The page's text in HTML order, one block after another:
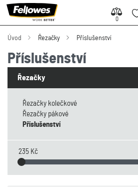
0
0
Úvod Řezačky Příslušenství
Příslušenství
Řezačky
Řezačky kolečkové
Řezačky pákové
Příslušenství
235 Kč